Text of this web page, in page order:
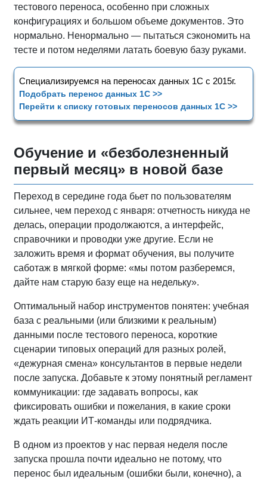
тестового переноса, особенно при сложных
конфигурациях и большом объеме документов. Это
нормально. Ненормально — пытаться сэкономить на
тесте и потом неделями латать боевую базу руками.
Специализируемся на переносах данных 1С с 2015г.
Подобрать перенос данных 1С >>
Перейти к списку готовых переносов данных 1С >>
Обучение и «безболезненный
первый месяц» в новой базе
Переход в середине года бьет по пользователям
сильнее, чем переход с января: отчетность никуда не
делась, операции продолжаются, а интерфейс,
справочники и проводки уже другие. Если не
заложить время и формат обучения, вы получите
саботаж в мягкой форме: «мы потом разберемся,
дайте нам старую базу еще на недельку».
Оптимальный набор инструментов понятен: учебная
база с реальными (или близкими к реальным)
данными после тестового переноса, короткие
сценарии типовых операций для разных ролей,
«дежурная смена» консультантов в первые недели
после запуска. Добавьте к этому понятный регламент
коммуникации: где задавать вопросы, как
фиксировать ошибки и пожелания, в какие сроки
ждать реакции ИТ‑команды или подрядчика.
В одном из проектов у нас первая неделя после
запуска прошла почти идеально не потому, что
перенос был идеальным (ошибки были, конечно), а